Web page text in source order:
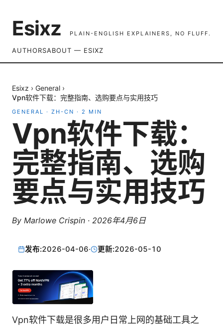
Esixz PLAIN-ENGLISH EXPLAINERS, NO FLUFF.
AUTHORSABOUT — ESIXZ
Esixz › General ›
Vpn软件下载：完整指南、选购要点与实用技巧
GENERAL · ZH-CN · 2 MIN
Vpn软件下载：
完整指南、选购
要点与实用技巧
By Marlowe Crispin · 2026年4月6日
发布:2026-04-06· 更新:2026-05-10
Vpn软件下载是很多用户日常上网的基础工具之